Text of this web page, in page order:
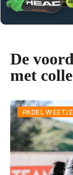
De
met
PADEL